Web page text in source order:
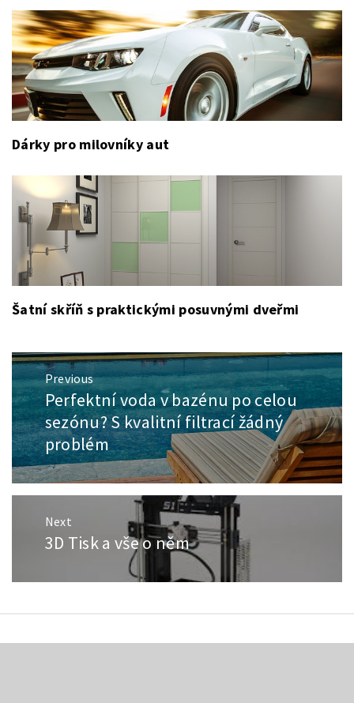
Dárky pro milovníky aut
Šatní skříň s praktickými posuvnými dveřmi
Navigace
pro
příspěvek
Previous
Previous
post:
Perfektní voda v bazénu po celou
sezónu? S kvalitní filtrací žádný
problém
Next
Next
3D Tisk a vše o něm
© Zindl.cz - Všechna práva vyhrazena.Theme: